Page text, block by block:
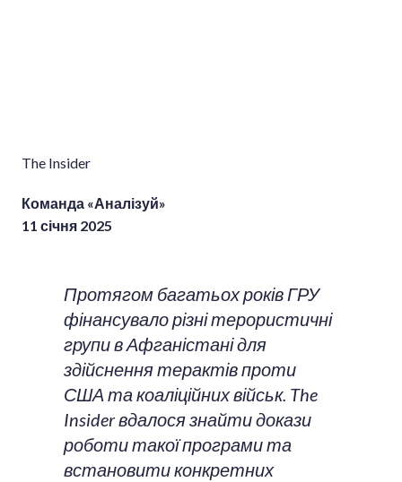
The Insider
Команда «Аналізуй»
11 січня 2025
Протягом багатьох років ГРУ
фінансувало різні терористичні
групи в Афганістані для
здійснення терактів проти
США та коаліційних військ. The
Insider вдалося знайти докази
роботи такої програми та
встановити конкретних